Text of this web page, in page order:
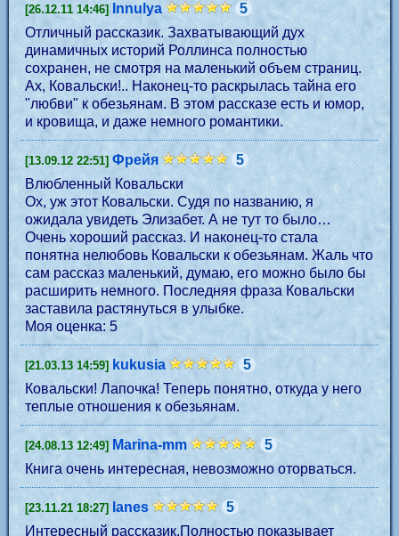
[26.12.11 14:46] Innulya
5
Отличный рассказик. Захватывающий дух
динамичных историй Роллинса полностью
сохранен, не смотря на маленький объем страниц.
Ах, Ковальски!.. Наконец-то раскрылась тайна его
"любви" к обезьянам. В этом рассказе есть и юмор,
и кровища, и даже немного романтики.
[13.09.12 22:51] Фрейя
5
Влюбленный Ковальски
Ох, уж этот Ковальски. Судя по названию, я
ожидала увидеть Элизабет. А не тут то было…
Очень хороший рассказ. И наконец-то стала
понятна нелюбовь Ковальски к обезьянам. Жаль что
сам рассказ маленький, думаю, его можно было бы
расширить немного. Последняя фраза Ковальски
заставила растянуться в улыбке.
Моя оценка: 5
[21.03.13 14:59] kukusia
5
Ковальски! Лапочка! Теперь понятно, откуда у него
теплые отношения к обезьянам.
[24.08.13 12:49] Marina-mm
5
Книга очень интересная, невозможно оторваться.
[23.11.21 18:27] lanes
5
Интересный рассказик.Полностью показывает